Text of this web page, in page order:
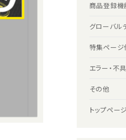
商品登録機
グローバル
特集ページ
エラー・不
その他
トップペー